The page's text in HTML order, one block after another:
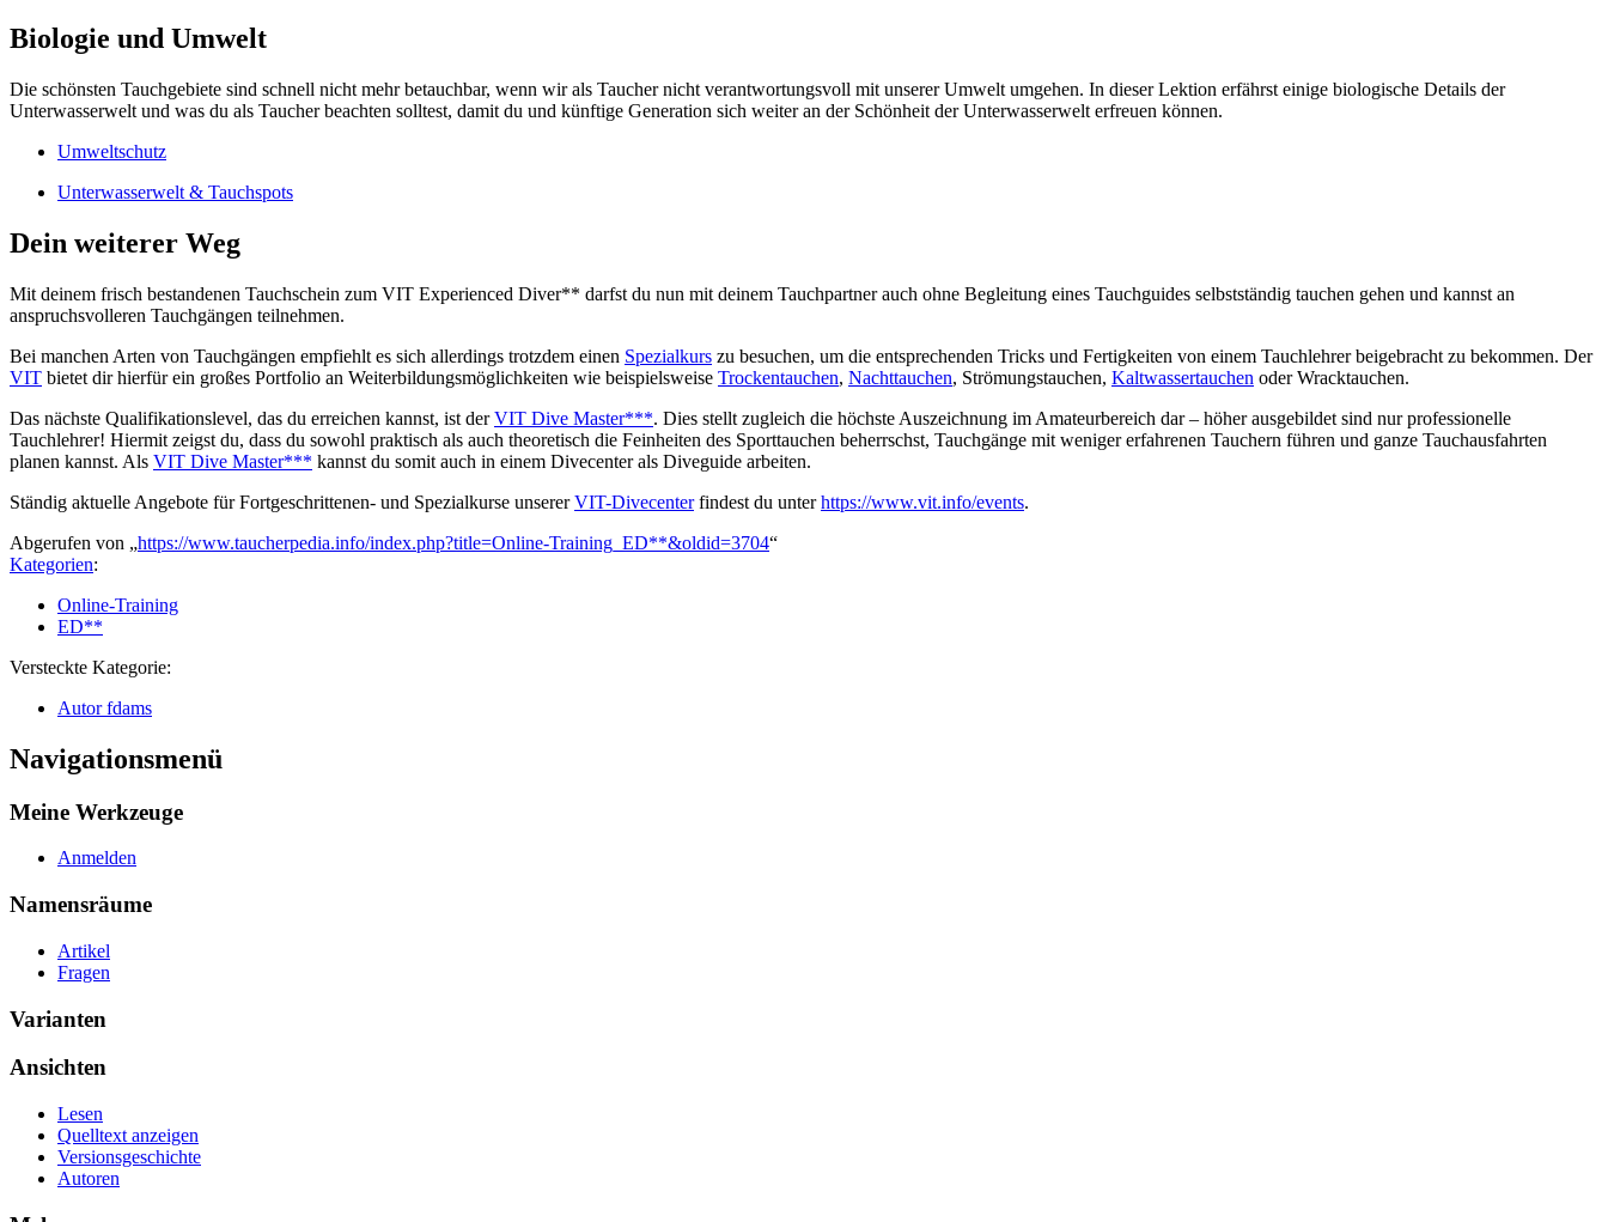
Biologie und Umwelt
Die schönsten Tauchgebiete sind schnell nicht mehr betauchbar, wenn wir als Taucher nicht verantwortungsvoll mit unserer Umwelt umgehen. In dieser Lektion erfährst einige biologische Details der
Unterwasserwelt und was du als Taucher beachten solltest, damit du und künftige Generation sich weiter an der Schönheit der Unterwasserwelt erfreuen können.
Umweltschutz
Unterwasserwelt & Tauchspots
Dein weiterer Weg
Mit deinem frisch bestandenen Tauchschein zum VIT Experienced Diver** darfst du nun mit deinem Tauchpartner auch ohne Begleitung eines Tauchguides selbstständig tauchen gehen und kannst an
anspruchsvolleren Tauchgängen teilnehmen.
Bei manchen Arten von Tauchgängen empfiehlt es sich allerdings trotzdem einen Spezialkurs zu besuchen, um die entsprechenden Tricks und Fertigkeiten von einem Tauchlehrer beigebracht zu bekommen. Der
VIT bietet dir hierfür ein großes Portfolio an Weiterbildungsmöglichkeiten wie beispielsweise Trockentauchen, Nachttauchen, Strömungstauchen, Kaltwassertauchen oder Wracktauchen.
Das nächste Qualifikationslevel, das du erreichen kannst, ist derVIT Dive Master***. Dies stellt zugleich die höchste Auszeichnung im Amateurbereich dar – höher ausgebildet sind nur professionelle
Tauchlehrer! Hiermit zeigst du, dass du sowohl praktisch als auch theoretisch die Feinheiten des Sporttauchen beherrschst, Tauchgänge mit weniger erfahrenen Tauchern führen und ganze Tauchausfahrten
planen kannst. Als VIT Dive Master*** kannst du somit auch in einem Divecenter als Diveguide arbeiten.
Ständig aktuelle Angebote für Fortgeschrittenen- und Spezialkurse unsererVIT-Divecenterfindest du unterhttps://www.vit.info/events.
Abgerufen von „https://www.taucherpedia.info/index.php?title=Online-Training_ED**&oldid=3704“
Kategorien:
Online-Training
ED**
Versteckte Kategorie:
Autor fdams
Navigationsmenü
Meine Werkzeuge
Anmelden
Namensräume
Artikel
Fragen
Varianten
Ansichten
Lesen
Quelltext anzeigen
Versionsgeschichte
Autoren